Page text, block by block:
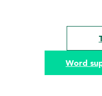
Word